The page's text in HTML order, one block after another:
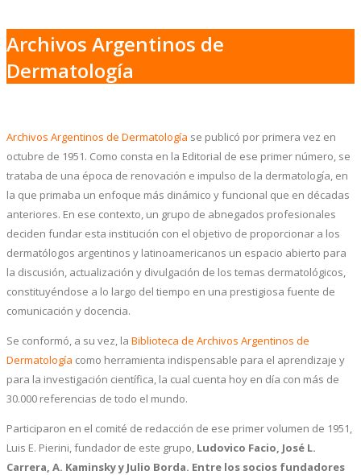
Archivos Argentinos de
Dermatología
Archivos Argentinos de Dermatología se publicó por primera vez en
octubre de 1951. Como consta en la Editorial de ese primer número, se
trataba de una época de renovación e impulso de la dermatología, en
la que primaba un enfoque más dinámico y funcional que en décadas
anteriores. En ese contexto, un grupo de abnegados profesionales
deciden fundar esta institución con el objetivo de proporcionar a los
dermatólogos argentinos y latinoamericanos un espacio abierto para
la discusión, actualización y divulgación de los temas dermatológicos,
constituyéndose a lo largo del tiempo en una prestigiosa fuente de
comunicación y docencia.
Se conformó, a su vez, la Biblioteca de Archivos Argentinos de
Dermatología como herramienta indispensable para el aprendizaje y
para la investigación científica, la cual cuenta hoy en día con más de
30.000 referencias de todo el mundo.
Participaron en el comité de redacción de ese primer volumen de 1951,
Luis E. Pierini, fundador de este grupo, Ludovico Facio, José L.
Carrera, A. Kaminsky y Julio Borda. Entre los socios fundadores